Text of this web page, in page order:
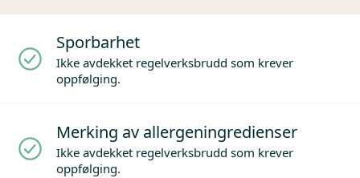
Sporbarhet
Ikke avdekket regelverksbrudd som krever
oppfølging.
Merking av allergeningredienser
Ikke avdekket regelverksbrudd som krever
oppfølging.